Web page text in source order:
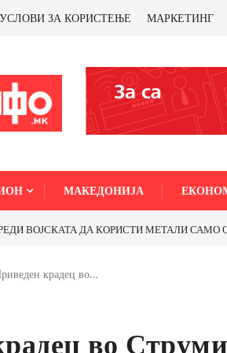
УСЛОВИ ЗА КОРИСТЕЊЕ МАРКЕТИНГ
МАКЕДОНИЈА
ВОЈСКАТА ДА КОРИСТИ МЕТАЛИ САМО ОД
крадец во…
во